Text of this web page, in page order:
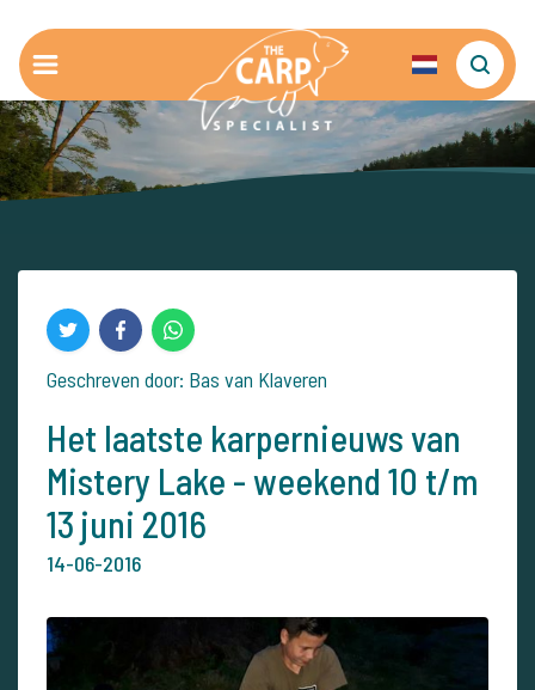
Geschreven door: Bas van Klaveren
Het laatste karpernieuws van
Mistery Lake - weekend 10 t/m
13 juni 2016
14-06-2016